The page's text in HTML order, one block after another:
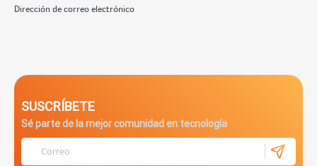
Dirección de correo electrónico
SUSCRÍBETE
Sé parte de la mejor comunidad en tecnología